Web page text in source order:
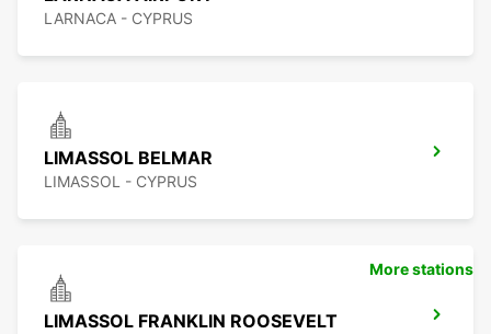
LARNACA - CYPRUS
LIMASSOL BELMAR
LIMASSOL - CYPRUS
LIMASSOL FRANKLIN ROOSEVELT
More stations